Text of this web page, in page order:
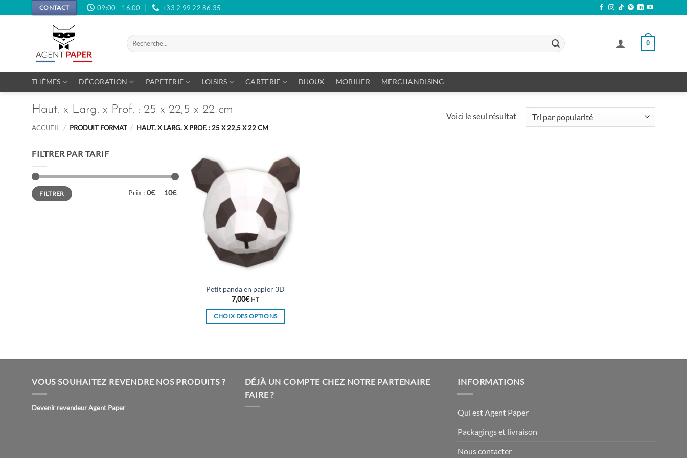
au
CONTACT 09:00 - 16:00 +33 2 99 22 86 35
Recherche
pour :
0
THÈMES DÉCORATION PAPETERIE LOISIRS CARTERIE BIJOUX MOBILIER MERCHANDISING
Haut. x Larg. x Prof. : 25 x 22,5 x 22 cm
ACCUEIL / PRODUIT FORMAT / HAUT. X LARG. X PROF. : 25 X 22,5 X 22 CM
Voici le seul résultat
FILTRER PAR TARIF
Prix
min
Prix
maxFILTRER Prix : 0€— 10€
Petit panda en papier 3D
7,00€ HT
CHOIX DES OPTIONS
variations.
Les
options
VOUS SOUHAITEZ REVENDRE NOS PRODUITS ?
Devenir revendeur Agent Paper
DÉJÀ UN COMPTE CHEZ NOTRE PARTENAIRE
FAIRE ?
INFORMATIONS
Qui est Agent Paper
Packagings et livraison
Nous contacter